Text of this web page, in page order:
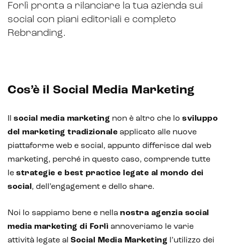
Intelligenza Artificiale e AR VR -
Metaverso
IoT (Internet of Things)
Blockchain
Intelligenza artificiale
Forlì pronta a rilanciare la tua azienda sui
social con piani editoriali e completo
Rebranding.
Cos’è il Social Media Marketing
social media marketing non è altro che lo sviluppo
del marketing tradizionale applicato alle nuove
piattaforme web e social, appunto differisce dal web
marketing, perché in questo caso, comprende tutte
le strategie e best practice legate al mondo dei
social , dell’engagement e dello share.
Noi lo sappiamo bene e nella nostra agenzia social
media marketing di Forlì annoveriamo le varie
attività legate al Social Media Marketing l’utilizzo dei